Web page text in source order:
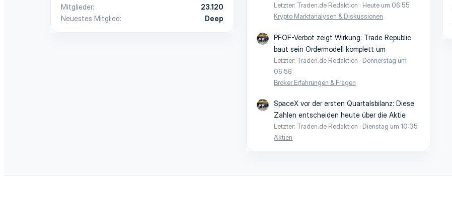
Mitglieder
23.120
Neuestes Mitglied
Deep
Letzter: Traden.de Redaktion
Heute um 06:55
Krypto Marktanalysen & Diskussionen
PFOF-Verbot zeigt Wirkung: Trade Republic
baut sein Ordermodell komplett um
Letzter: Traden.de Redaktion
Donnerstag um
06:56
Broker Erfahrungen & Fragen
SpaceX vor der ersten Quartalsbilanz: Diese
Zahlen entscheiden heute über die Aktie
Letzter: Traden.de Redaktion
Dienstag um 10:35
Aktien